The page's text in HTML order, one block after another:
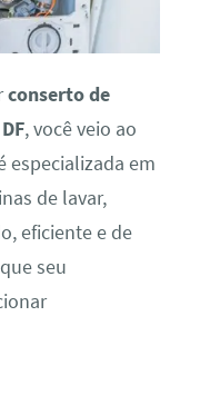
conserto de
, você veio ao
especializada em
de lavar,
eficiente e de
seu